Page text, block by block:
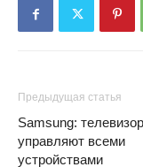
Предыдущая статья
Samsung:
управляют всеми
устройствами